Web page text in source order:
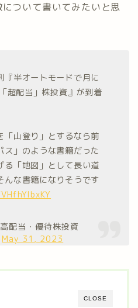
ついて書いてみたいと思
『半オートモードで月に
超配当」株投資』が到着
「山登り」とするなら前
ス」のような書籍だった
る「地図」として長い道
んな書籍になりそうです
配当・優待株投資
May 31, 2023
CLOSE